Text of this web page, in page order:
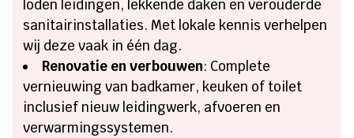
loden leidingen, lekkende daken en verouderde
sanitairinstallaties. Met lokale kennis verhelpen
wij deze vaak in één dag.
Renovatie en verbouwen: Complete
vernieuwing van badkamer, keuken of toilet
inclusief nieuw leidingwerk, afvoeren en
verwarmingssystemen.